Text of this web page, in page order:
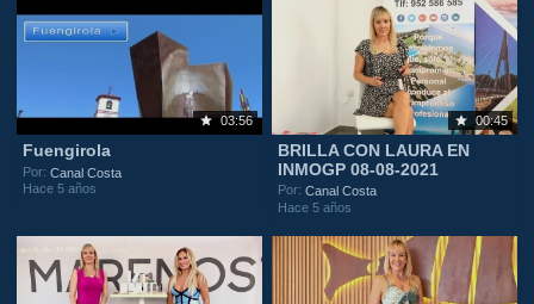
03:56
Fuengirola
Por:Canal Costa
Hace 5 años
00:45
BRILLA CON LAURA EN
INMOGP 08-08-2021
Por:Canal Costa
Hace 5 años